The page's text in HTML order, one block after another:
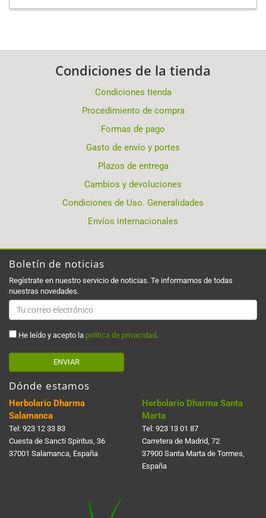
Condiciones de la tienda
Condiciones tienda
Procedimiento de compra
Formas de pago
Gasto de envío y portes
Plazos de entrega
Cambios y devoluciones
Condiciones de Uso. Generalidades
Envíos internacionales
Boletín de noticias
Regístrate en nuestro servicio de noticias. Te informamos de todas
nuestras novedades.
He leído y acepto la política de privacidad .
ENVIAR
Dónde estamos
Herbolario Dharma
Salamanca
Tel: 923 12 33 83
Cuesta de Sancti Spí­ritus, 36
37001 Salamanca, España
Herbolario Dharma Santa
Marta
Tel: 923 13 01 87
Carretera de Madrid, 72
37900 Santa Marta de Tormes,
España